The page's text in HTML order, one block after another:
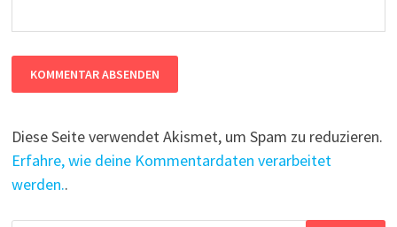
Diese Seite verwendet Akismet, um Spam zu reduzieren.
Erfahre, wie deine Kommentardaten verarbeitet
werden..